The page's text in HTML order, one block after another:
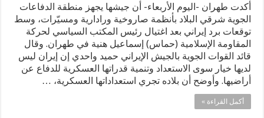
أكدت طهران -اليوم الأربعاء- أن جيشها يجهز منطقة الدفاعات
الجوية شرقي البلاد بأنظمة صاروخية ورادارية ومسيّرات، وسط
توقعات برد إيراني بعد اغتيال رئيس المكتب السياسي لحركة
المقاومة الإسلامية (حماس) إسماعيل هنية في طهران. وقال
قائد القوات الجوية بالجيش الإيراني حميد واحدي إن إيران ليس
لديها خيار سوى الاستعداد وتنمية قدراتها العسكرية للدفاع عن
أراضيها. وأوضح أن بلاده تجري استعداداتها العسكرية، …
أكمل القراءة »